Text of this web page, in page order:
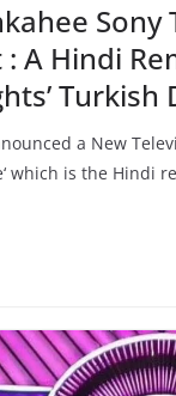
Sony
: A Hindi
Turkish
a New
which is the Hindi